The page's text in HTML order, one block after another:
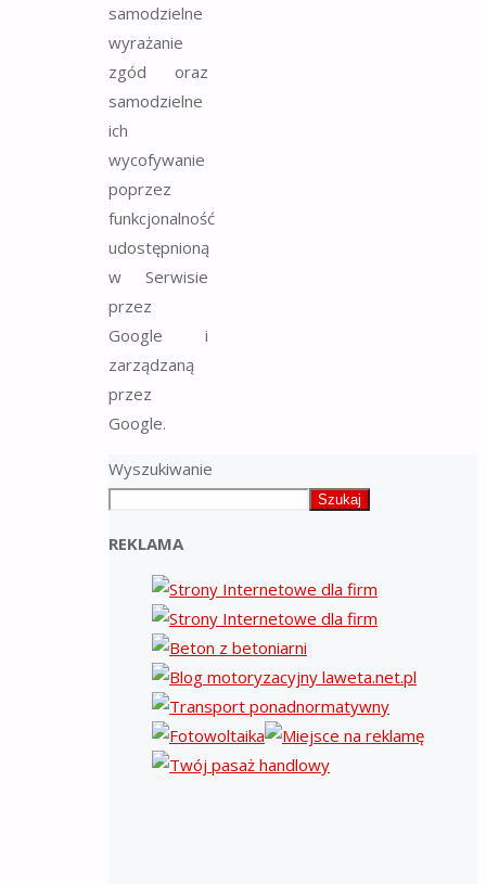
samodzielne
wyrażanie
zgód oraz
samodzielne
ich
wycofywanie
poprzez
funkcjonalność
udostępnioną
w Serwisie
przez
Google i
zarządzaną
przez
Google.
Wyszukiwanie
Szukaj
REKLAMA